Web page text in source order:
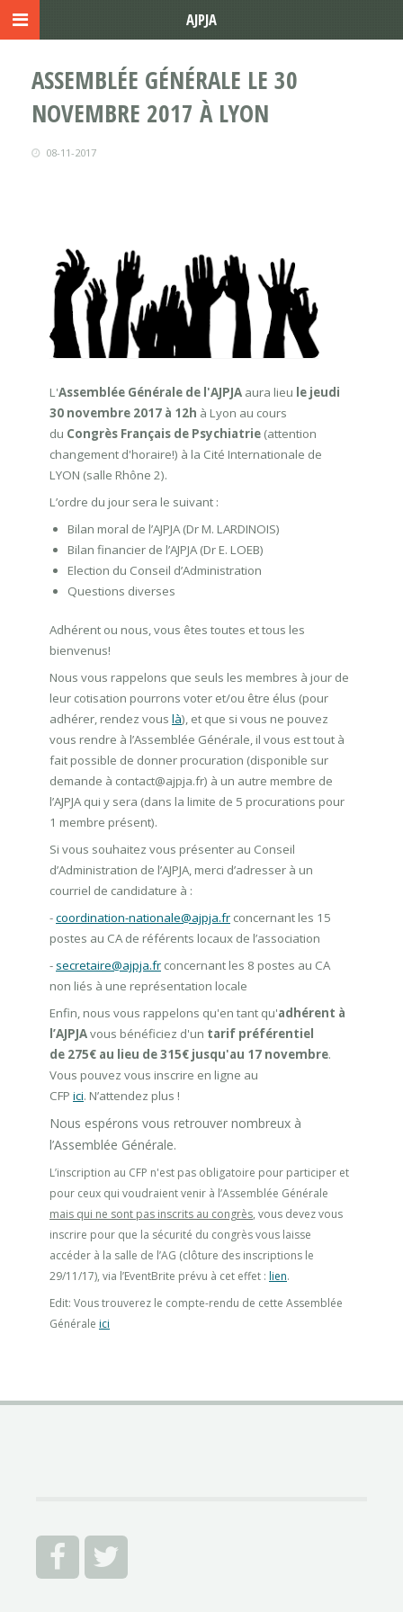
ASSEMBLÉE GÉNÉRALE LE 30
NOVEMBRE 2017 À LYON
08-11-2017
L'Assemblée Générale de l'AJPJA aura lieu le jeudi
30 novembre 2017 à 12h à Lyon au cours
du Congrès Français de Psychiatrie (attention
changement d'horaire!) à la Cité Internationale de
LYON (salle Rhône 2).
L’ordre du jour sera le suivant :
Bilan moral de l’AJPJA (Dr M. LARDINOIS)
Bilan financier de l’AJPJA (Dr E. LOEB)
Election du Conseil d’Administration
Questions diverses
Adhérent ou nous, vous êtes toutes et tous les
bienvenus!
Nous vous rappelons que seuls les membres à jour de
leur cotisation pourrons voter et/ou être élus (pour
adhérer, rendez vous là), et que si vous ne pouvez
vous rendre à l’Assemblée Générale, il vous est tout à
fait possible de donner procuration (disponible sur
demande à contact@ajpja.fr) à un autre membre de
l’AJPJA qui y sera (dans la limite de 5 procurations pour
1 membre présent).
Si vous souhaitez vous présenter au Conseil
d’Administration de l’AJPJA, merci d’adresser à un
courriel de candidature à :
-coordination-nationale@ajpja.fr concernant les 15
postes au CA de référents locaux de l’association
- secretaire@ajpja.fr concernant les 8 postes au CA
non liés à une représentation locale
Enfin, nous vous rappelons qu'en tant qu'adhérent à
l’AJPJAvous bénéficiez d'un tarif préférentiel
de 275€ au lieu de 315€ jusqu'au 17 novembre.
Vous pouvez vous inscrire en ligne au
CFP ici. N’attendez plus !
Nous espérons vous retrouver nombreux à
l’Assemblée Générale.
L’inscription au CFP n'est pas obligatoire pour participer et
pour ceux qui voudraient venir à l’Assemblée Générale
mais qui ne sont pas inscrits au congrès, vous devez vous
inscrire pour que la sécurité du congrès vous laisse
accéder à la salle de l’AG (clôture des inscriptions le
29/11/17), via l’EventBrite prévu à cet effet : lien.
Edit: Vous trouverez le compte-rendu de cette Assemblée
Générale ici
AJPJA